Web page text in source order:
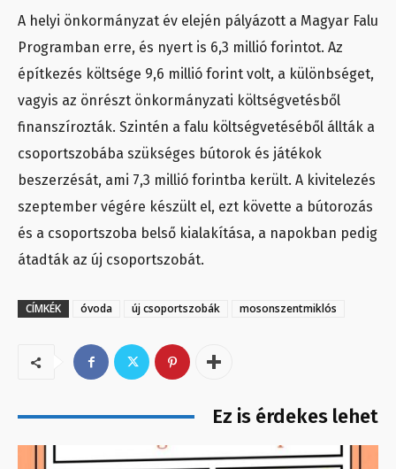
A helyi önkormányzat év elején pályázott a Magyar Falu
Programban erre, és nyert is 6,3 millió forintot. Az
építkezés költsége 9,6 millió forint volt, a különbséget,
vagyis az önrészt önkormányzati költségvetésből
finanszírozták. Szintén a falu költségvetéséből állták a
csoportszobába szükséges bútorok és játékok
beszerzésát, ami 7,3 millió forintba került. A kivitelezés
szeptember végére készült el, ezt követte a bútorozás
és a csoportszoba belső kialakítása, a napokban pedig
átadták az új csoportszobát.
CÍMKÉK óvoda új csoportszobák mosonszentmiklós
Ez is érdekes lehet